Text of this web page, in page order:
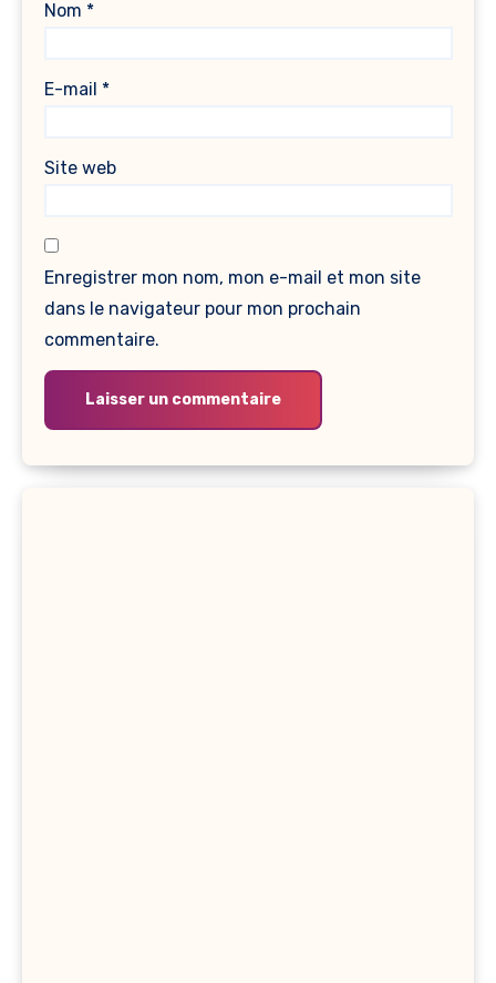
Nom *
E-mail *
Site web
Enregistrer mon nom, mon e-mail et mon site
dans le navigateur pour mon prochain
commentaire.